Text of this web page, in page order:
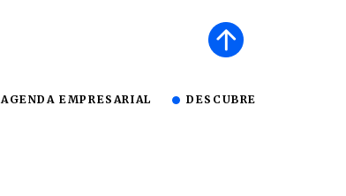
AGENDA EMPRESARIAL DESCUBRE